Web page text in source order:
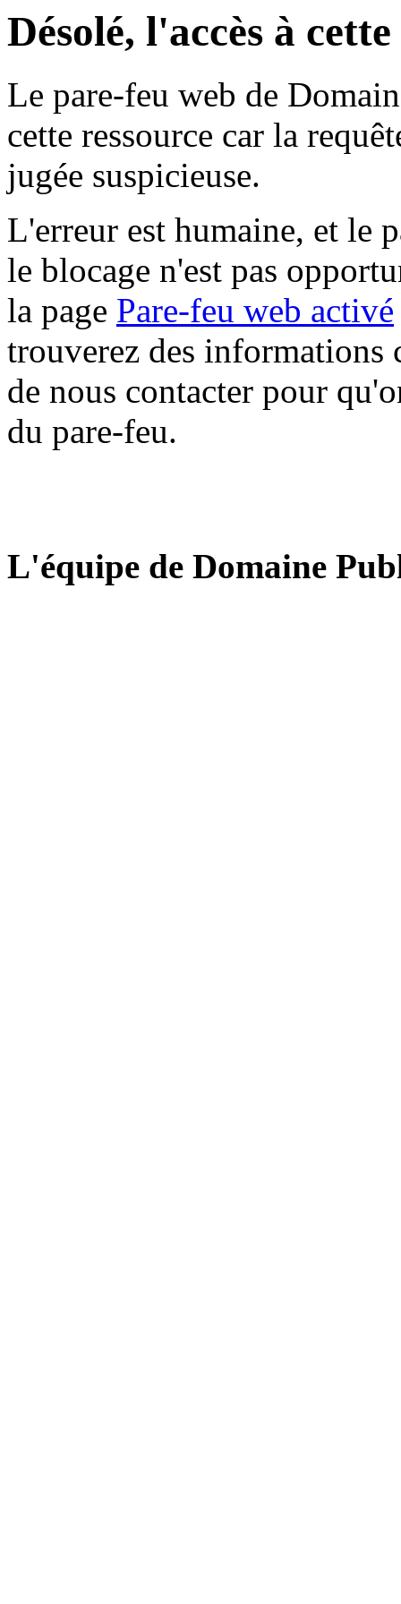
Désolé, l'accès à
Le pare-feu web de
cette ressource car la
jugée suspicieuse.
L'erreur est humaine, et le
le blocage n'est pas
la page Pare-feu web activé
trouverez des informations
de nous contacter pour
du pare-feu.
L'équipe de Domaine